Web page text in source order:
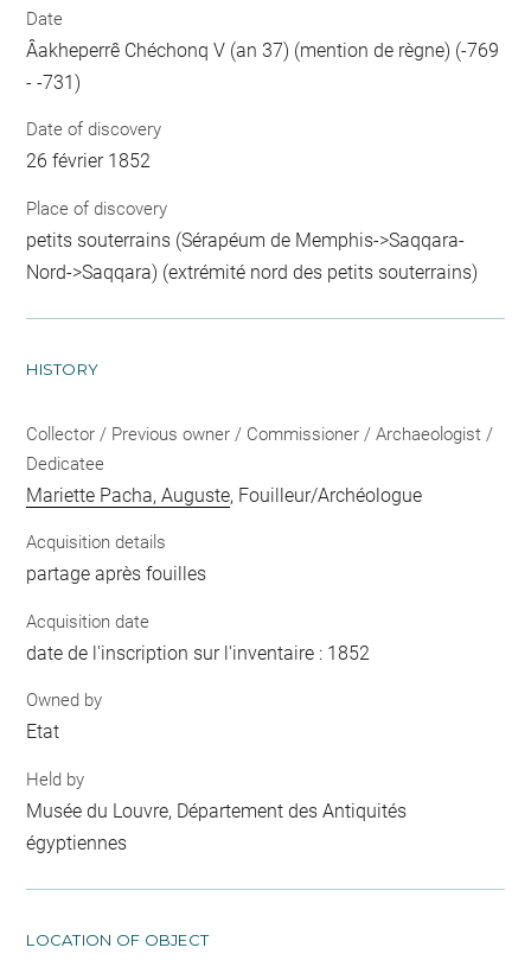
Date
Âakheperrê Chéchonq V (an 37) (mention de règne) (-769
- -731)
Date of discovery
26 février 1852
Place of discovery
petits souterrains (Sérapéum de Memphis->Saqqara-
Nord->Saqqara) (extrémité nord des petits souterrains)
HISTORY
Collector / Previous owner / Commissioner / Archaeologist /
Dedicatee
Mariette Pacha, Auguste, Fouilleur/Archéologue
Acquisition details
partage après fouilles
Acquisition date
date de l'inscription sur l'inventaire : 1852
Owned by
Etat
Held by
Musée du Louvre, Département des Antiquités
égyptiennes
LOCATION OF OBJECT